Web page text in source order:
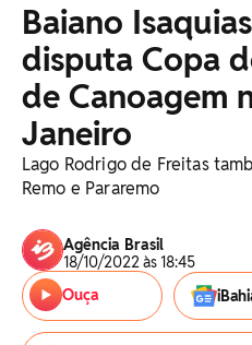
Baiano
disputa Copa
de Canoagem
Janeiro
Lago Rodrigo de Freitas
Remo e Pararemo
Agência Brasil
18/10/2022 às 18:45
Ouça